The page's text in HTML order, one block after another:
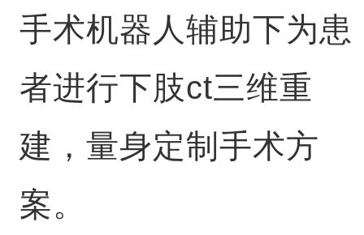
手术机器人辅助下为患
者进行下肢ct三维重
建，量身定制手术方
案。